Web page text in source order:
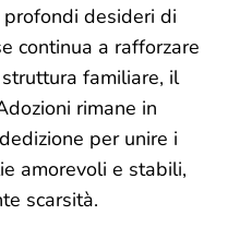
desideri di
continua a rafforzare
familiare, il
rimane in
per unire i
amorevoli e stabili,
scarsità.